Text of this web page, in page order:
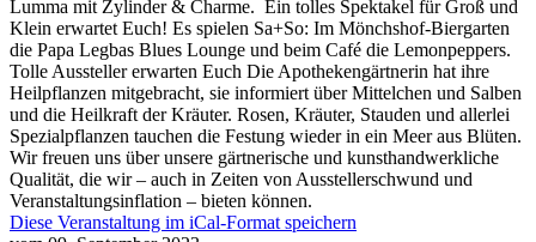
Lumma mit Zylinder & Charme. Ein tolles Spektakel für Groß und
Klein erwartet Euch! Es spielen Sa+So: Im Mönchshof-Biergarten
die Papa Legbas Blues Lounge und beim Café die Lemonpeppers.
Tolle Aussteller erwarten Euch Die Apothekengärtnerin hat ihre
Heilpflanzen mitgebracht, sie informiert über Mittelchen und Salben
und die Heilkraft der Kräuter. Rosen, Kräuter, Stauden und allerlei
Spezialpflanzen tauchen die Festung wieder in ein Meer aus Blüten.
Wir freuen uns über unsere gärtnerische und kunsthandwerkliche
Qualität, die wir – auch in Zeiten von Ausstellerschwund und
Veranstaltungsinflation – bieten können.
Diese Veranstaltung im iCal-Format speichern